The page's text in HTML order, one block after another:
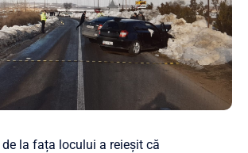
la fața locului a reieșit că